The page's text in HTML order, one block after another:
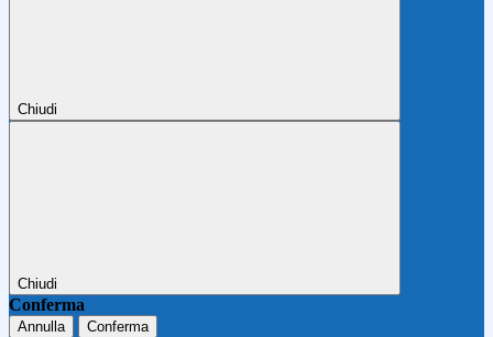
Chiudi
Chiudi
Conferma
Annulla Conferma